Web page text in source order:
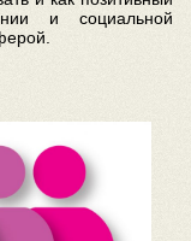
и социальной